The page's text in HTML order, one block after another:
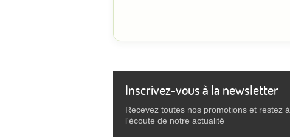
Inscrivez-vous à la newsletter
Recevez toutes nos promotions et restez à
l'écoute de notre actualité